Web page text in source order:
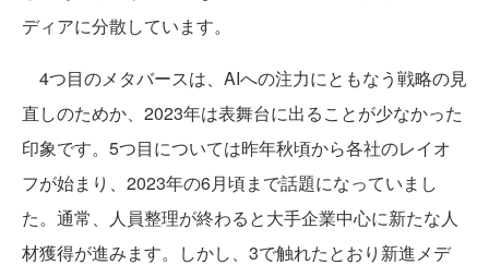
ディアに分散しています。
4つ目のメタバースは、AIへの注力にともなう戦略の見
直しのためか、2023年は表舞台に出ることが少なかった
印象です。5つ目については昨年秋頃から各社のレイオ
フが始まり、2023年の6月頃まで話題になっていまし
た。通常、人員整理が終わると大手企業中心に新たな人
材獲得が進みます。しかし、3で触れたとおり新進メデ